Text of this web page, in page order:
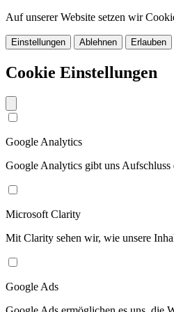
Auf unserer Website setzen wir
Einstellungen Ablehnen Erlauben
Cookie Einstellungen
Google Analytics
Google Analytics gibt uns Aufschluss
Microsoft Clarity
Mit Clarity sehen wir, wie unsere
Google Ads